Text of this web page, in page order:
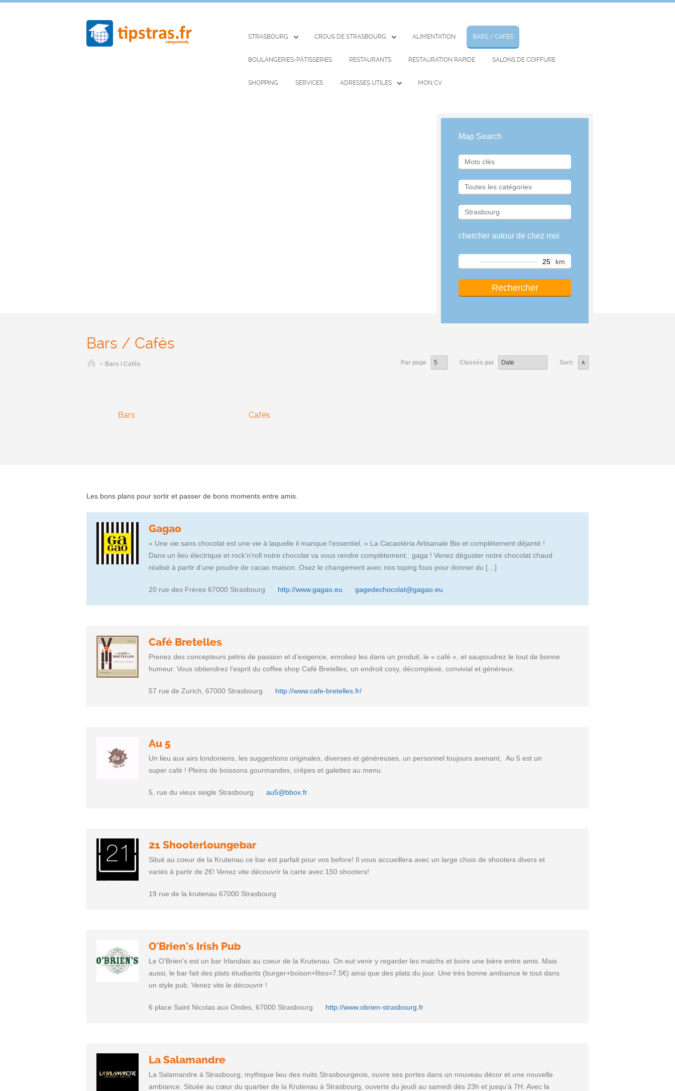
STRASBOURG CROUS DE STRASBOURG ALIMENTATION BARS / CAFÉS
BOULANGERIES-PÂTISSERIES RESTAURANTS RESTAURATION RAPIDE SALONS DE COIFFURE
SHOPPING SERVICES ADRESSES UTILES MON CV
Map Search
chercher autour de chez moi
km
Bars / Cafés
Home
> Bars / Cafés Par page Classés par Sort:
Bars Cafés
Les bons plans pour sortir et passer de bons moments entre amis.
Gagao
« Une vie sans chocolat est une vie à laquelle il manque l’essentiel. » La Cacaotéria Artisanale Bio et complètement déjanté !
Dans un lieu électrique et rock’n’roll notre chocolat va vous rendre complètement.. gaga ! Venez déguster notre chocolat chaud
réalisé à partir d’une poudre de cacao maison. Osez le changement avec nos toping fous pour donner du […]
20 rue des Frères 67000 Strasbourg http://www.gagao.eu gagedechocolat@gagao.eu
Café Bretelles
Prenez des concepteurs pétris de passion et d’exigence, enrobez les dans un produit, le « café », et saupoudrez le tout de bonne
humeur. Vous obtiendrez l’esprit du coffee shop Café Bretelles, un endroit cosy, décomplexé, convivial et généreux.
57 rue de Zurich, 67000 Strasbourg http://www.cafe-bretelles.fr/
Au 5
Un lieu aux airs londoniens, les suggestions originales, diverses et généreuses, un personnel toujours avenant, Au 5 est un
super café ! Pleins de boissons gourmandes, crêpes et galettes au menu.
5, rue du vieux seigle Strasbourg au5@bbox.fr
21 Shooterloungebar
Situé au coeur de la Krutenau ce bar est parfait pour vos before! Il vous accueillera avec un large choix de shooters divers et
variés à partir de 2€! Venez vite découvrir la carte avec 150 shooters!
19 rue de la krutenau 67000 Strasbourg
O'Brien's Irish Pub
Le O’Brien’s est un bar Irlandais au coeur de la Krutenau. On eut venir y regarder les matchs et boire une bière entre amis. Mais
aussi, le bar fait des plats étudiants (burger+boison+fites=7.5€) ainsi que des plats du jour. Une très bonne ambiance le tout dans
un style pub. Venez vite le découvrir !
6 place Saint Nicolas aux Ondes, 67000 Strasbourg http://www.obrien-strasbourg.fr
La Salamandre
La Salamandre à Strasbourg, mythique lieu des nuits Strasbourgeois, ouvre ses portes dans un nouveau décor et une nouvelle
ambiance. Située au cœur du quartier de la Krutenau à Strasbourg, ouverte du jeudi au samedi dès 23h et jusqu’à 7H. Avec la